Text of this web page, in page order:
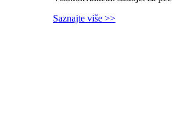
Saznajte više >>